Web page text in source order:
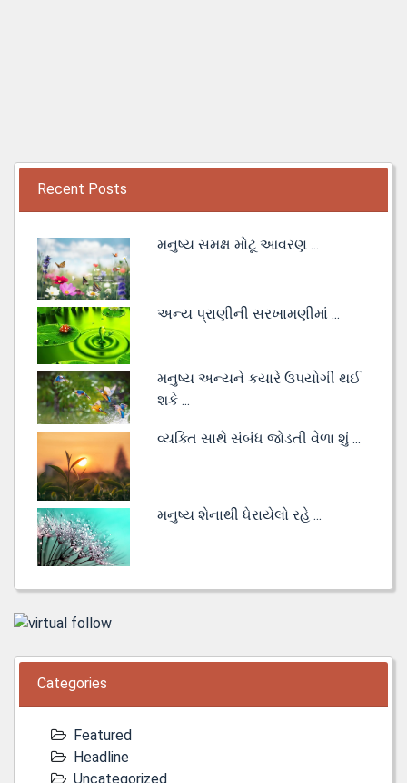
Recent Posts
મનુષ્ય સમક્ષ મોટૂં આવરણ ...
અન્ય પ્રાણીની સરખામણીમાં ...
મનુષ્ય અન્યને કયારે ઉપયોગી થઈ
શકે ...
વ્યક્તિ સાથે સંબંધ જોડતી વેળા શું ...
મનુષ્ય શેનાથી ધેરાયેલો રહે ...
Categories
Featured
Headline
Uncategorized